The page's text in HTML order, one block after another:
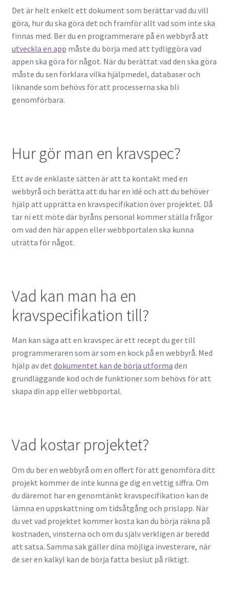
Det är helt enkelt ett dokument som berättar vad du vill
göra, hur du ska göra det och framför allt vad som inte ska
finnas med. Ber du en programmerare på en webbyrå att
utveckla en app måste du börja med att tydliggöra vad
appen ska göra för något. När du berättat vad den ska göra
måste du sen förklara vilka hjälpmedel, databaser och
liknande som behövs för att processerna ska bli
genomförbara.
Hur gör man en kravspec?
Ett av de enklaste sätten är att ta kontakt med en
webbyrå och berätta att du har en idé och att du behöver
hjälp att upprätta en kravspecifikation över projektet. Då
tar ni ett möte där byråns personal kommer ställa frågor
om vad den här appen eller webbportalen ska kunna
uträtta för något.
Vad kan man ha en
kravspecifikation till?
Man kan säga att en kravspec är ett recept du ger till
programmeraren som är som en kock på en webbyrå. Med
hjälp av det dokumentet kan de börja utforma den
grundläggande kod och de funktioner som behövs för att
skapa din app eller webbportal.
Vad kostar projektet?
Om du ber en webbyrå om en offert för att genomföra ditt
projekt kommer de inte kunna ge dig en vettig siffra. Om
du däremot har en genomtänkt kravspecifikation kan de
lämna en uppskattning om tidsåtgång och prislapp. När
du vet vad projektet kommer kosta kan du börja räkna på
kostnaden, vinsterna och om du själv verkligen är beredd
att satsa. Samma sak gäller dina möjliga investerare, när
de ser en kalkyl kan de börja fatta beslut på riktigt.